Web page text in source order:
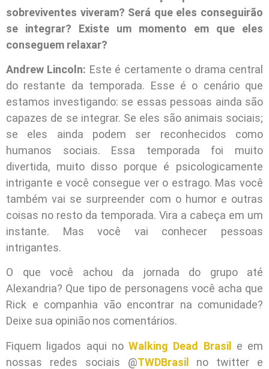
sobreviventes viveram? Será que eles conseguirão
se integrar? Existe um momento em que eles
conseguem relaxar?
Andrew Lincoln: Este é certamente o drama central
do restante da temporada. Esse é o cenário que
estamos investigando: se essas pessoas ainda são
capazes de se integrar. Se eles são animais sociais;
se eles ainda podem ser reconhecidos como
humanos sociais. Essa temporada foi muito
divertida, muito disso porque é psicologicamente
intrigante e você consegue ver o estrago. Mas você
também vai se surpreender com o humor e outras
coisas no resto da temporada. Vira a cabeça em um
instante. Mas você vai conhecer pessoas
intrigantes.
O que você achou da jornada do grupo até
Alexandria? Que tipo de personagens você acha que
Rick e companhia vão encontrar na comunidade?
Deixe sua opinião nos comentários.
Fiquem ligados aqui no Walking Dead Brasil e em
nossas redes sociais @TWDBrasil no twitter e